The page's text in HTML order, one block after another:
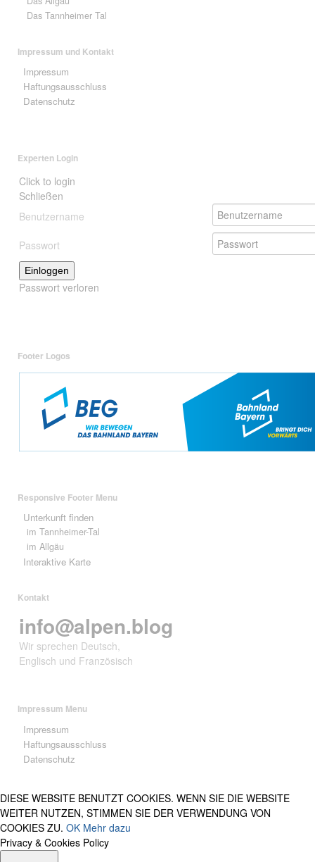
Das Tannheimer Tal
Impressum und Kontakt
Impressum
Haftungsausschluss
Datenschutz
Experten Login
Click to login
Schließen
Benutzername
Passwort
Einloggen
Passwort verloren
Footer Logos
Responsive Footer Menu
Unterkunft finden
im Tannheimer-Tal
im Allgäu
Interaktive Karte
Kontakt
info@alpen.blog
Wir sprechen Deutsch,
Englisch und Französisch
Impressum Menu
Impressum
Haftungsausschluss
Datenschutz
DIESE WEBSITE BENUTZT COOKIES. WENN SIE DIE WEBSITE
WEITER NUTZEN, STIMMEN SIE DER VERWENDUNG VON
COOKIES ZU. OK Mehr dazu
Privacy & Cookies Policy